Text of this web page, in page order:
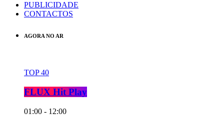
PUBLICIDADE
CONTACTOS
AGORA NO AR
TOP 40
FLUX Hit Play
01:00 - 12:00